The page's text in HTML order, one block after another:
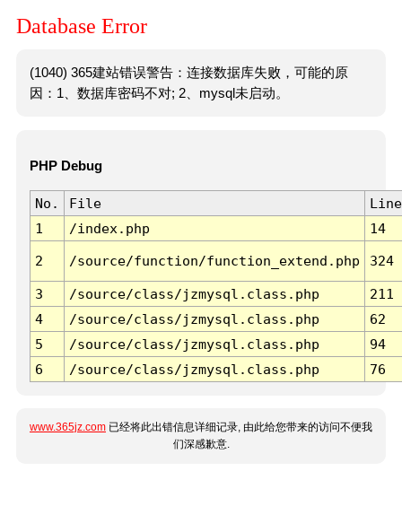
Database Error
(1040) 365建站错误警告：连接数据库失败，可能的原
因：1、数据库密码不对; 2、mysql未启动。
PHP Debug
No. File
Line
1
/index.php 14
2 /source/function/function_extend.php 324
3 /source/class/jzmysql.class.php
211
4
/source/class/jzmysql.class.php
62
5
/source/class/jzmysql.class.php
94
6
/source/class/jzmysql.class.php 76
www.365jz.com 已经将此出错信息详细记录, 由此给您带来的访问不便我
们深感歉意.